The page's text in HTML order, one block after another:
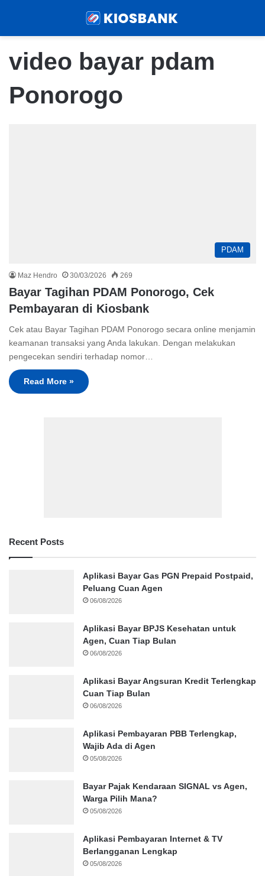
video bayar pdam
Ponorogo
PDAM
Maz Hendro 30/03/2026 269
Bayar Tagihan PDAM Ponorogo, Cek
Pembayaran di Kiosbank
Cek atau Bayar Tagihan PDAM Ponorogo secara online menjamin
keamanan transaksi yang Anda lakukan. Dengan melakukan
pengecekan sendiri terhadap nomor…
Read More »
Recent Posts
Aplikasi Bayar Gas PGN Prepaid Postpaid,
Peluang Cuan Agen
06/08/2026
Aplikasi Bayar BPJS Kesehatan untuk
Agen, Cuan Tiap Bulan
06/08/2026
Aplikasi Bayar Angsuran Kredit Terlengkap
Cuan Tiap Bulan
06/08/2026
Aplikasi Pembayaran PBB Terlengkap,
Wajib Ada di Agen
05/08/2026
Bayar Pajak Kendaraan SIGNAL vs Agen,
Warga Pilih Mana?
05/08/2026
Aplikasi Pembayaran Internet & TV
Berlangganan Lengkap
05/08/2026